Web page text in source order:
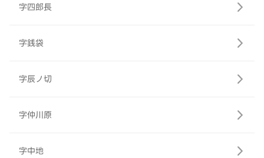
字四郎長
字銭袋
字辰ノ切
字仲川原
字中地